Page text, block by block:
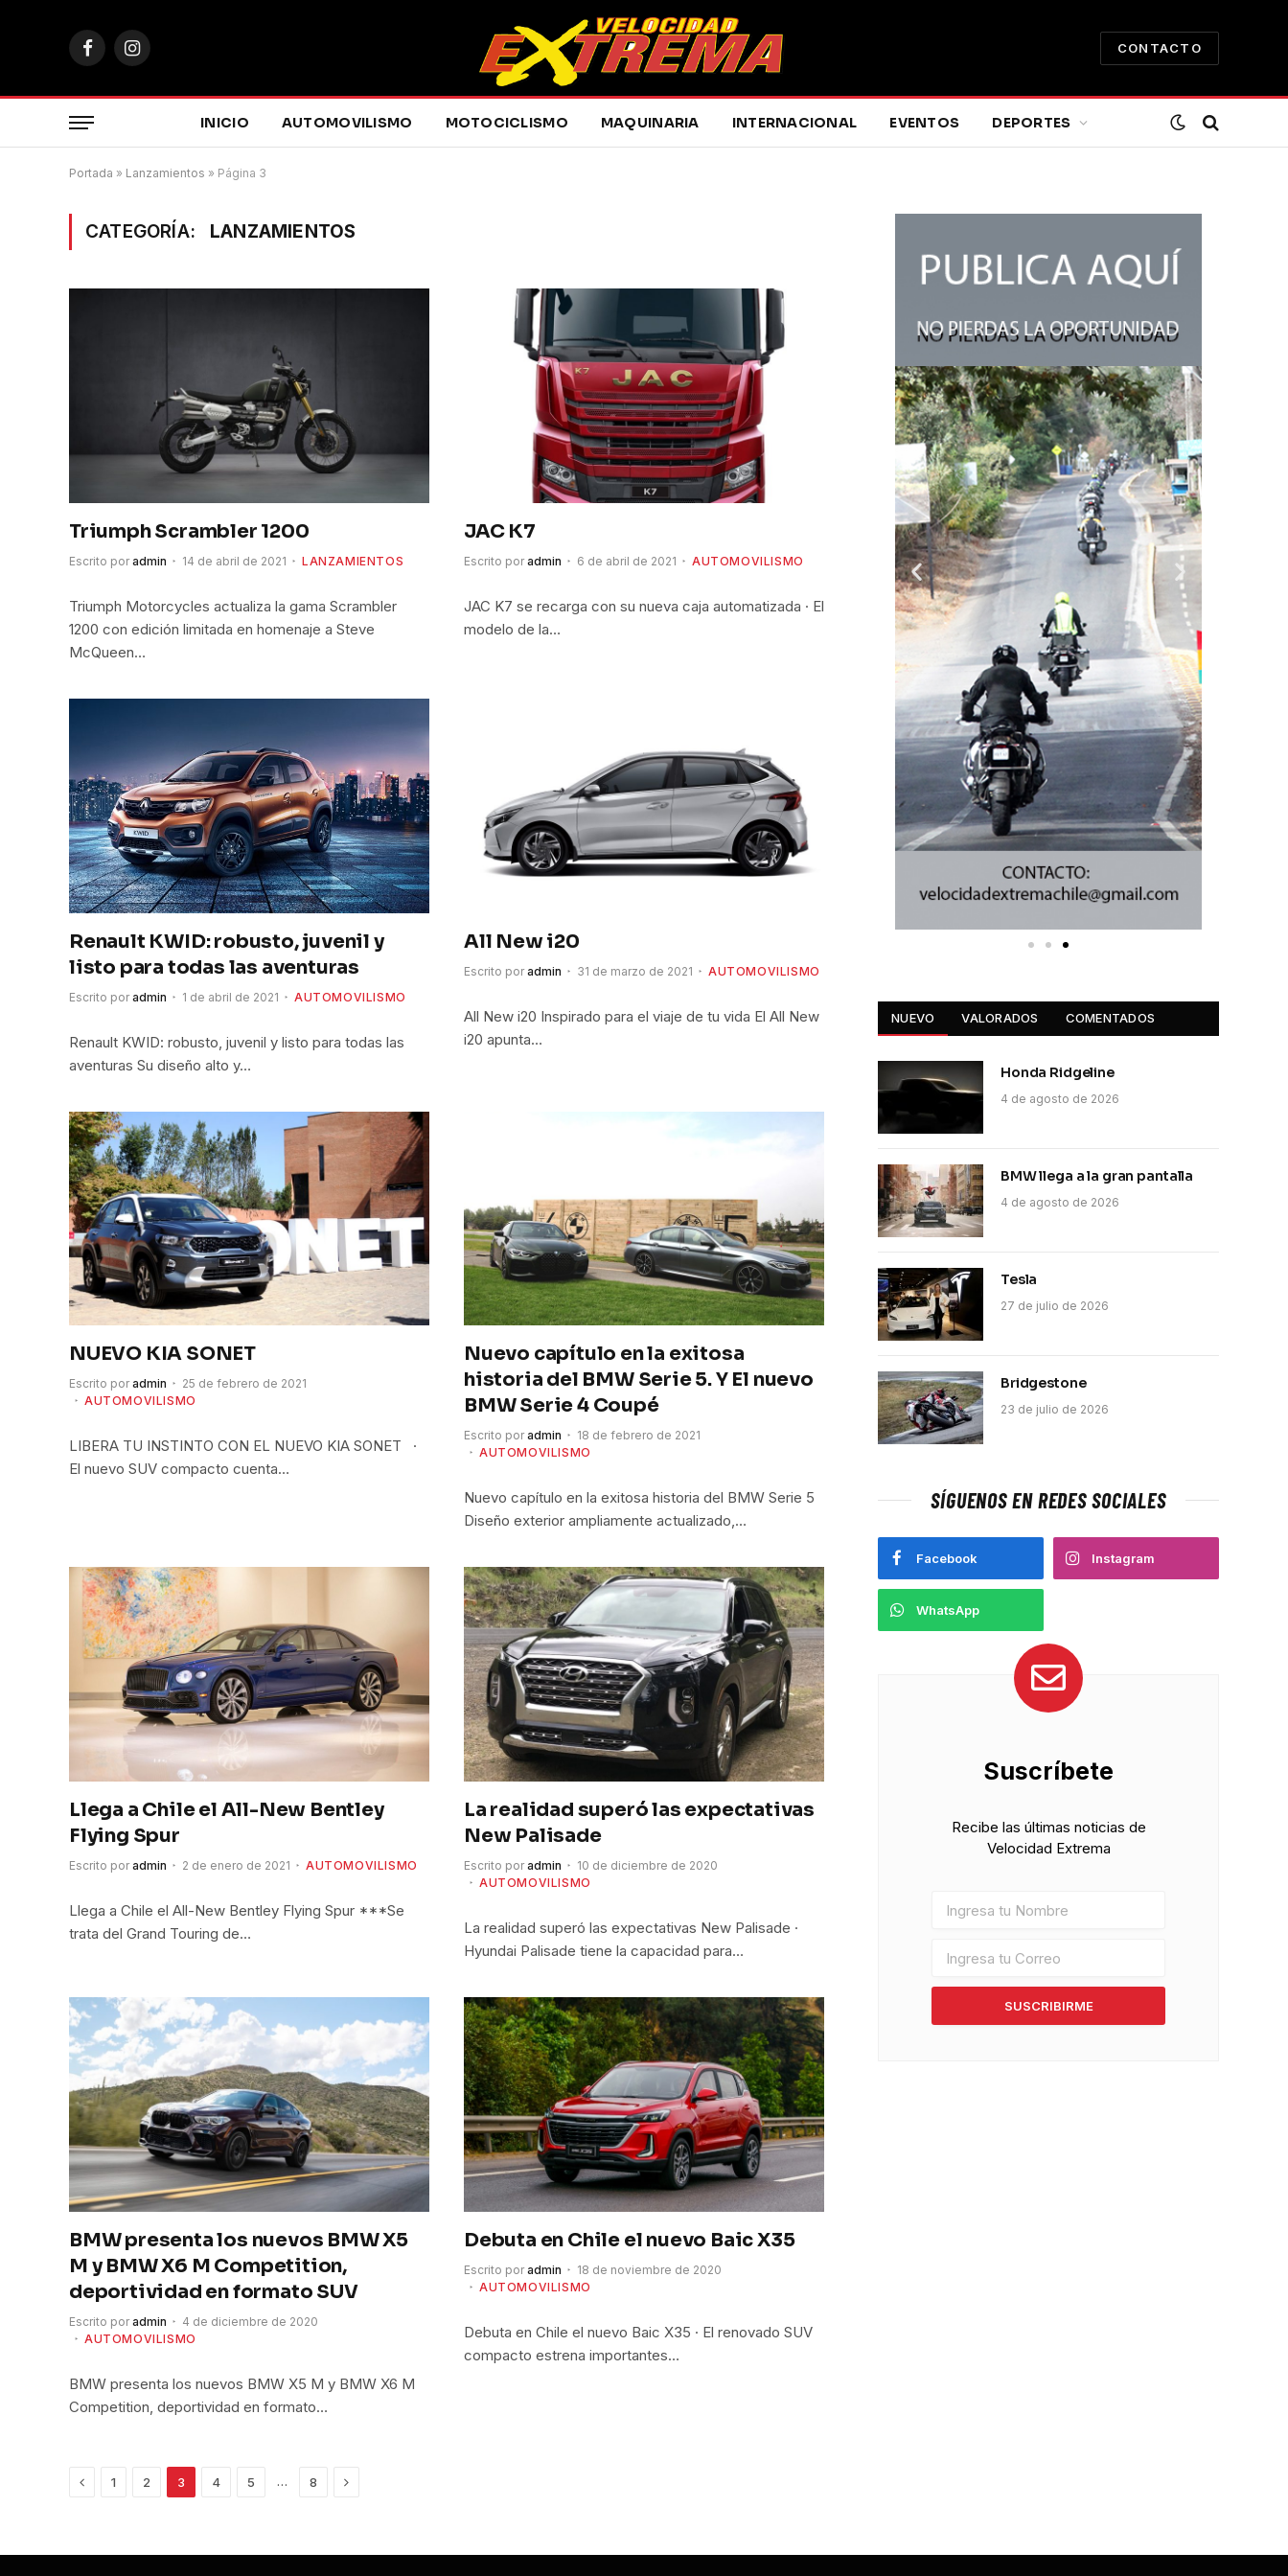
FacebookInstagram
CONTACTO
INICIO AUTOMOVILISMO MOTOCICLISMO MAQUINARIA INTERNACIONAL EVENTOS DEPORTES
Portada » Lanzamientos » Página 3
CATEGORÍA: LANZAMIENTOS
Triumph Scrambler 1200
Escrito por admin 14 de abril de 2021 LANZAMIENTOS
Triumph Motorcycles actualiza la gama Scrambler
1200 con edición limitada en homenaje a Steve
McQueen…
JAC K7
Escrito por admin 6 de abril de 2021 AUTOMOVILISMO
JAC K7 se recarga con su nueva caja automatizada · El
modelo de la…
Renault KWID: robusto, juvenil y
listo para todas las aventuras
Escrito por admin 1 de abril de 2021 AUTOMOVILISMO
Renault KWID: robusto, juvenil y listo para todas las
aventuras Su diseño alto y…
All New i20
Escrito por admin 31 de marzo de 2021 AUTOMOVILISMO
All New i20 Inspirado para el viaje de tu vida El All New
i20 apunta…
NUEVO KIA SONET
Escrito por admin
25 de febrero de 2021
AUTOMOVILISMO
LIBERA TU INSTINTO CON EL NUEVO KIA SONET ·
El nuevo SUV compacto cuenta…
Nuevo capítulo en la exitosa
historia del BMW Serie 5. Y El nuevo
BMW Serie 4 Coupé
Escrito por admin
18 de febrero de 2021
AUTOMOVILISMO
Nuevo capítulo en la exitosa historia del BMW Serie 5
Diseño exterior ampliamente actualizado,…
Llega a Chile el All-New Bentley
Flying Spur
Escrito por admin 2 de enero de 2021 AUTOMOVILISMO
Llega a Chile el All-New Bentley Flying Spur ***Se
trata del Grand Touring de…
La realidad superó las expectativas
New Palisade
Escrito por admin
10 de diciembre de 2020
AUTOMOVILISMO
La realidad superó las expectativas New Palisade ·
Hyundai Palisade tiene la capacidad para…
BMW presenta los nuevos BMW X5
M y BMW X6 M Competition,
deportividad en formato SUV
Escrito por admin
4 de diciembre de 2020
AUTOMOVILISMO
BMW presenta los nuevos BMW X5 M y BMW X6 M
Competition, deportividad en formato…
Debuta en Chile el nuevo Baic X35
Escrito por admin
18 de noviembre de 2020
AUTOMOVILISMO
Debuta en Chile el nuevo Baic X35 · El renovado SUV
compacto estrena importantes…
Anterior
1 2 3 4 5 … 8 Siguiente
NUEVO VALORADOS COMENTADOS
Honda Ridgeline
4 de agosto de 2026
BMW llega a la gran pantalla
4 de agosto de 2026
Tesla
27 de julio de 2026
Bridgestone
23 de julio de 2026
SÍGUENOS EN REDES SOCIALES
Facebook Instagram
WhatsApp
Suscríbete
Recibe las últimas noticias de
Velocidad Extrema
SUSCRIBIRME